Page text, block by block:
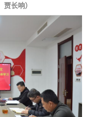
长响）